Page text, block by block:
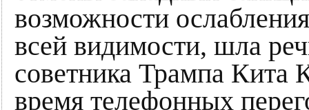
возможности
всей видимости, шла
советника Трампа Кита
время телефонных